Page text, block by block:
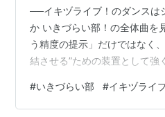
──イキヅライブ！のダンスは
か いきづらい部！の全体曲を
う精度の提示」だけではなく
結させる”ための装置として強
開された『REGAIN AGAIN
ライブ映像（公式YouTube）
#いきづらい部 #イキヅライ